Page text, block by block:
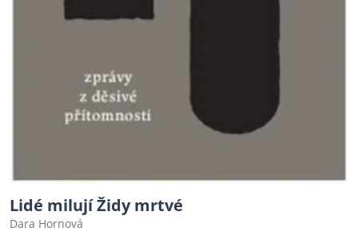
Lidé milují Židy mrtvé
Dara Hornová